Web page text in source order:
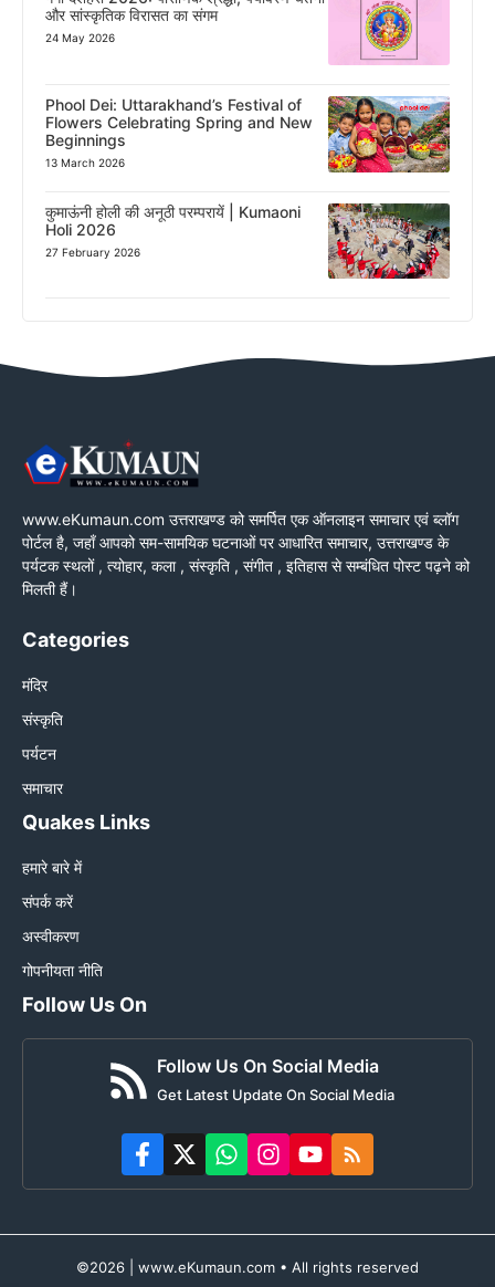
और सांस्कृतिक विरासत का संगम
24 May 2026
Phool Dei: Uttarakhand’s Festival of
Flowers Celebrating Spring and New
Beginnings
13 March 2026
कुमाऊंनी होली की अनूठी परम्परायें | Kumaoni
Holi 2026
27 February 2026
www.eKumaun.com उत्तराखण्ड को समर्पित एक ऑनलाइन समाचार एवं ब्लॉग
पोर्टल है, जहाँ आपको सम-सामयिक घटनाओं पर आधारित समाचार, उत्तराखण्ड के
पर्यटक स्थलों , त्योहार, कला , संस्कृति , संगीत , इतिहास से सम्बंधित पोस्ट पढ़ने को
मिलती हैं।
Categories
मंदिर
संस्कृति
पर्यटन
समाचार
Quakes Links
हमारे बारे में
संपर्क करें
अस्वीकरण
गोपनीयता नीति
Follow Us On
Follow Us On Social Media
Get Latest Update On Social Media
©2026 | www.eKumaun.com • All rights reserved